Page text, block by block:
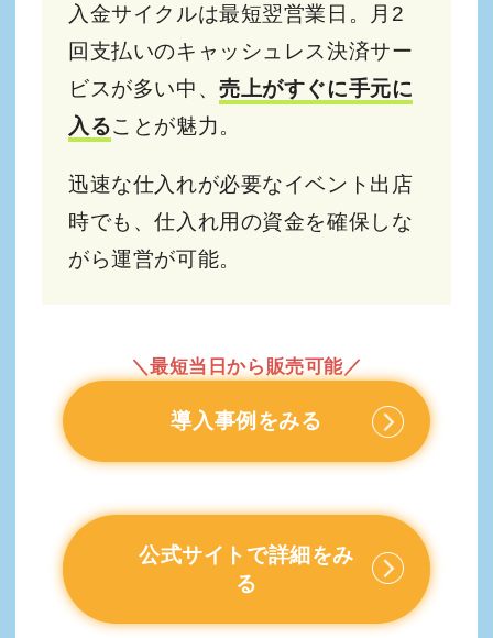
入金サイクルは最短翌営業日。月2
回支払いのキャッシュレス決済サー
ビスが多い中、売上がすぐに手元に
入ることが魅力。
迅速な仕入れが必要なイベント出店
時でも、仕入れ用の資金を確保しな
がら運営が可能。
＼最短当日から販売可能／
導入事例をみる
公式サイトで詳細をみ
る